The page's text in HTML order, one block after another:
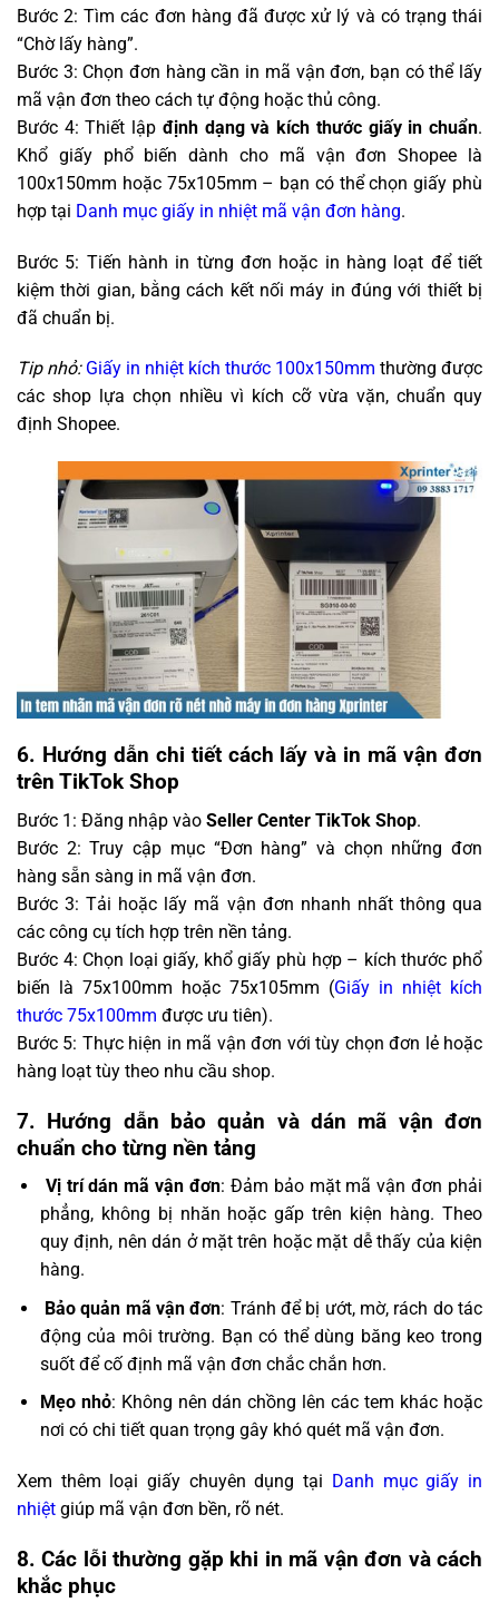
Bước 2: Tìm các đơn hàng đã được xử lý và có trạng thái
“Chờ lấy hàng”.
Bước 3: Chọn đơn hàng cần in mã vận đơn, bạn có thể lấy
mã vận đơn theo cách tự động hoặc thủ công.
Bước 4: Thiết lập định dạng và kích thước giấy in chuẩn.
Khổ giấy phổ biến dành cho mã vận đơn Shopee là
100x150mm hoặc 75x105mm – bạn có thể chọn giấy phù
hợp tại Danh mục giấy in nhiệt mã vận đơn hàng.
Bước 5: Tiến hành in từng đơn hoặc in hàng loạt để tiết
kiệm thời gian, bằng cách kết nối máy in đúng với thiết bị
đã chuẩn bị.
Tip nhỏ: Giấy in nhiệt kích thước 100x150mm thường được
các shop lựa chọn nhiều vì kích cỡ vừa vặn, chuẩn quy
định Shopee.
6. Hướng dẫn chi tiết cách lấy và in mã vận đơn
trên TikTok Shop
Bước 1: Đăng nhập vào Seller Center TikTok Shop.
Bước 2: Truy cập mục “Đơn hàng” và chọn những đơn
hàng sẵn sàng in mã vận đơn.
Bước 3: Tải hoặc lấy mã vận đơn nhanh nhất thông qua
các công cụ tích hợp trên nền tảng.
Bước 4: Chọn loại giấy, khổ giấy phù hợp – kích thước phổ
biến là 75x100mm hoặc 75x105mm (Giấy in nhiệt kích
thước 75x100mm được ưu tiên).
Bước 5: Thực hiện in mã vận đơn với tùy chọn đơn lẻ hoặc
hàng loạt tùy theo nhu cầu shop.
7. Hướng dẫn bảo quản và dán mã vận đơn
chuẩn cho từng nền tảng
Vị trí dán mã vận đơn: Đảm bảo mặt mã vận đơn phải
phẳng, không bị nhăn hoặc gấp trên kiện hàng. Theo
quy định, nên dán ở mặt trên hoặc mặt dễ thấy của kiện
hàng.
Bảo quản mã vận đơn: Tránh để bị ướt, mờ, rách do tác
động của môi trường. Bạn có thể dùng băng keo trong
suốt để cố định mã vận đơn chắc chắn hơn.
Mẹo nhỏ: Không nên dán chồng lên các tem khác hoặc
nơi có chi tiết quan trọng gây khó quét mã vận đơn.
Xem thêm loại giấy chuyên dụng tại Danh mục giấy in
nhiệt giúp mã vận đơn bền, rõ nét.
8. Các lỗi thường gặp khi in mã vận đơn và cách
khắc phục